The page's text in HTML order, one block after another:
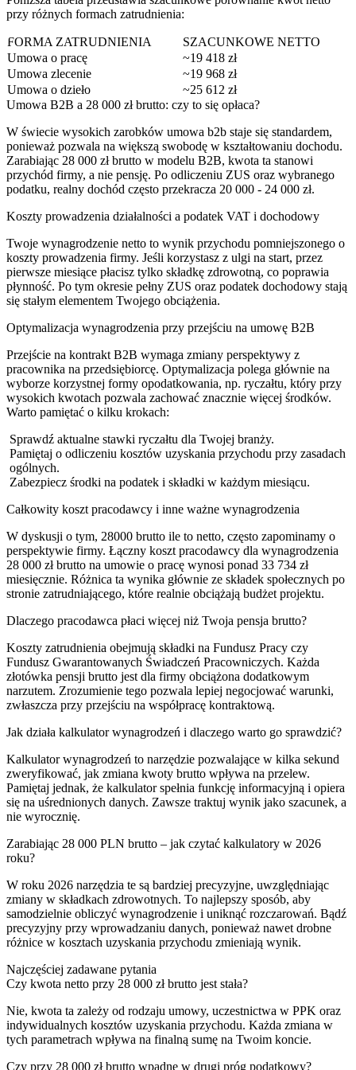
przy różnych formach zatrudnienia:
FORMA ZATRUDNIENIA
SZACUNKOWE NETTO
Umowa o pracę
~19 418 zł
Umowa zlecenie
~19 968 zł
Umowa o dzieło
~25 612 zł
Umowa B2B a 28 000 zł brutto: czy to się opłaca?
W świecie wysokich zarobków umowa b2b staje się standardem,
ponieważ pozwala na większą swobodę w kształtowaniu dochodu.
Zarabiając 28 000 zł brutto w modelu B2B, kwota ta stanowi
przychód firmy, a nie pensję. Po odliczeniu ZUS oraz wybranego
podatku, realny dochód często przekracza 20 000 - 24 000 zł.
Koszty prowadzenia działalności a podatek VAT i dochodowy
Twoje wynagrodzenie netto to wynik przychodu pomniejszonego o
koszty prowadzenia firmy. Jeśli korzystasz z ulgi na start, przez
pierwsze miesiące płacisz tylko składkę zdrowotną, co poprawia
płynność. Po tym okresie pełny ZUS oraz podatek dochodowy stają
się stałym elementem Twojego obciążenia.
Optymalizacja wynagrodzenia przy przejściu na umowę B2B
Przejście na kontrakt B2B wymaga zmiany perspektywy z
pracownika na przedsiębiorcę. Optymalizacja polega głównie na
wyborze korzystnej formy opodatkowania, np. ryczałtu, który przy
wysokich kwotach pozwala zachować znacznie więcej środków.
Warto pamiętać o kilku krokach:
Sprawdź aktualne stawki ryczałtu dla Twojej branży.
Pamiętaj o odliczeniu kosztów uzyskania przychodu przy zasadach
ogólnych.
Zabezpiecz środki na podatek i składki w każdym miesiącu.
Całkowity koszt pracodawcy i inne ważne wynagrodzenia
W dyskusji o tym, 28000 brutto ile to netto, często zapominamy o
perspektywie firmy. Łączny koszt pracodawcy dla wynagrodzenia
28 000 zł brutto na umowie o pracę wynosi ponad 33 734 zł
miesięcznie. Różnica ta wynika głównie ze składek społecznych po
stronie zatrudniającego, które realnie obciążają budżet projektu.
Dlaczego pracodawca płaci więcej niż Twoja pensja brutto?
Koszty zatrudnienia obejmują składki na Fundusz Pracy czy
Fundusz Gwarantowanych Świadczeń Pracowniczych. Każda
złotówka pensji brutto jest dla firmy obciążona dodatkowym
narzutem. Zrozumienie tego pozwala lepiej negocjować warunki,
zwłaszcza przy przejściu na współpracę kontraktową.
Jak działa kalkulator wynagrodzeń i dlaczego warto go sprawdzić?
Kalkulator wynagrodzeń to narzędzie pozwalające w kilka sekund
zweryfikować, jak zmiana kwoty brutto wpływa na przelew.
Pamiętaj jednak, że kalkulator spełnia funkcję informacyjną i opiera
się na uśrednionych danych. Zawsze traktuj wynik jako szacunek, a
nie wyrocznię.
Zarabiając 28 000 PLN brutto – jak czytać kalkulatory w 2026
roku?
W roku 2026 narzędzia te są bardziej precyzyjne, uwzględniając
zmiany w składkach zdrowotnych. To najlepszy sposób, aby
samodzielnie obliczyć wynagrodzenie i uniknąć rozczarowań. Bądź
precyzyjny przy wprowadzaniu danych, ponieważ nawet drobne
różnice w kosztach uzyskania przychodu zmieniają wynik.
Najczęściej zadawane pytania
Czy kwota netto przy 28 000 zł brutto jest stała?
Nie, kwota ta zależy od rodzaju umowy, uczestnictwa w PPK oraz
indywidualnych kosztów uzyskania przychodu. Każda zmiana w
tych parametrach wpływa na finalną sumę na Twoim koncie.
Czy przy 28 000 zł brutto wpadnę w drugi próg podatkowy?